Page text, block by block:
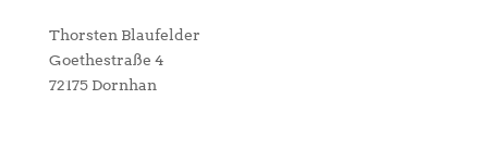
Thorsten Blaufelder
Goethestraße 4
72175 Dornhan